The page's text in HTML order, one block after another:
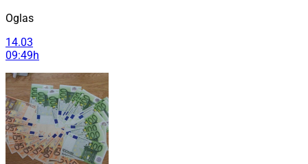
Oglas
14.03
09:49h